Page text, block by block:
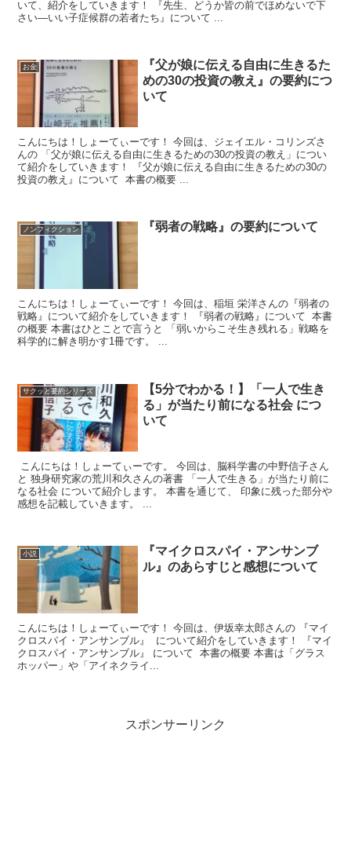
いて、紹介をしていきます！ 『先生、どうか皆の前でほめないで下
さい―いい子症候群の若者たち』について ...
お金
『父が娘に伝える自由に生きるた
めの30の投資の教え』の要約につ
いて
こんにちは！しょーてぃーです！ 今回は、ジェイエル・コリンズさ
んの 「父が娘に伝える自由に生きるための30の投資の教え」につい
て紹介をしていきます！ 『父が娘に伝える自由に生きるための30の
投資の教え』について 本書の概要 ...
ノンフィクション 『弱者の戦略』の要約について
こんにちは！しょーてぃーです！ 今回は、稲垣 栄洋さんの『弱者の
戦略』について紹介をしていきます！ 『弱者の戦略』について 本書
の概要 本書はひとことで言うと 「弱いからこそ生き残れる」戦略を
科学的に解き明かす1冊です。 ...
サクッと要約シリーズ
【5分でわかる！】「一人で生き
る」が当たり前になる社会 につ
いて
こんにちは！しょーてぃーです。 今回は、脳科学書の中野信子さん
と 独身研究家の荒川和久さんの著書 「一人で生きる」が当たり前に
なる社会 について紹介します。 本書を通じて、 印象に残った部分や
感想を記載していきます。 ...
小説
『マイクロスパイ・アンサンブ
ル』のあらすじと感想について
こんにちは！しょーてぃーです！ 今回は、伊坂幸太郎さんの 『マイ
クロスパイ・アンサンブル』 について紹介をしていきます！ 『マイ
クロスパイ・アンサンブル』 について 本書の概要 本書は「グラス
ホッパー」や「アイネクライ...
スポンサーリンク